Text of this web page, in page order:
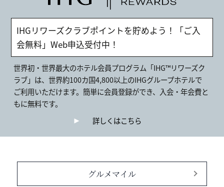
IHGリワーズクラブポイントを貯めよう！「ご入
会無料」Web申込受付中！
世界初・世界最大のホテル会員プログラム「IHG™リワーズク
ラブ」は、世界約100カ国4,800以上のIHGグループホテルで
ご利用いただけます。簡単に会員登録ができ、入会・年会費と
もに無料です。
詳しくはこちら
グルメマイル